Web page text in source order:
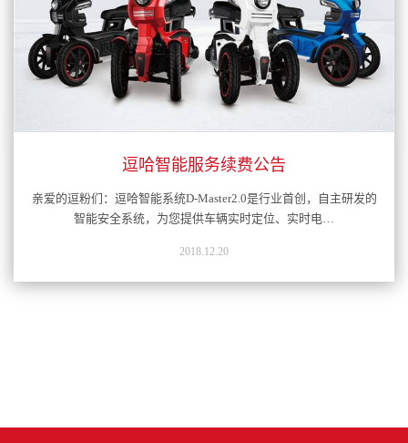
逗哈智能服务续费公告
亲爱的逗粉们：逗哈智能系统D-Master2.0是行业首创，自主研发的
智能安全系统，为您提供车辆实时定位、实时电…
2018.12.20